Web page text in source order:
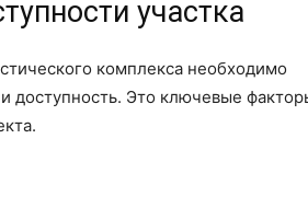
участка
комплекса необходимо
доступность. Это ключевые